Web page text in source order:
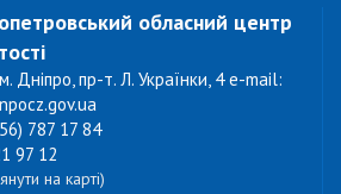
обласний центр
Дніпро, пр-т. Л. Українки, 4 e-mail:
787 17 84
97 12
на карті)